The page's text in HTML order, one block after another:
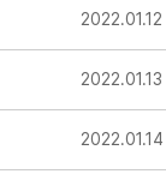
2022.01.12
2022.01.13
2022.01.14